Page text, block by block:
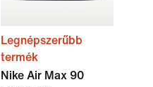
Legnépszerűbb
termék
Nike Air Max 90